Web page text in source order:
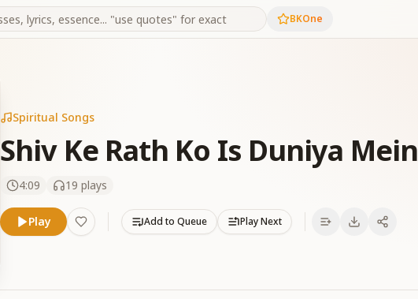
BKOne
Spiritual Songs
Shiv Ke Rath Ko Is Duniya Mein
4:09 19 plays
Play Add to Queue Play Next